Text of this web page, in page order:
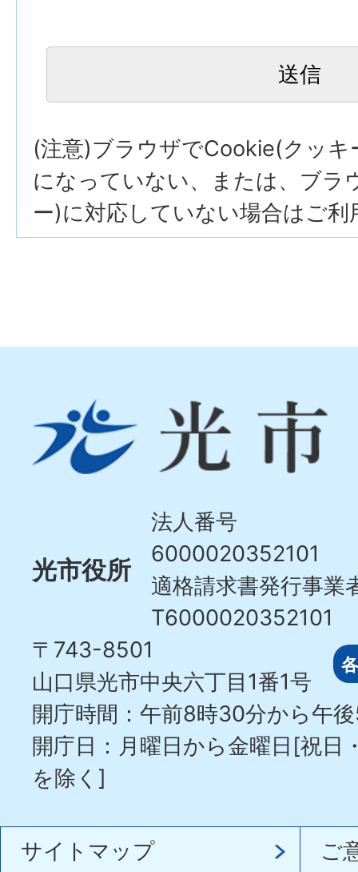
(注意)ブラウザでCookie(クッキ
になっていない、または、ブラ
ー)に対応していない場合はご利
市
Hikari
光市役所
法人番号
6000020352101
適格請求書発行事業
T6000020352101
〒743-8501
山口県光市中央六丁目1番1号
開庁時間：午前8時30分から午
開庁日：月曜日から金曜日[祝日
を除く]
サイトマップ
ご